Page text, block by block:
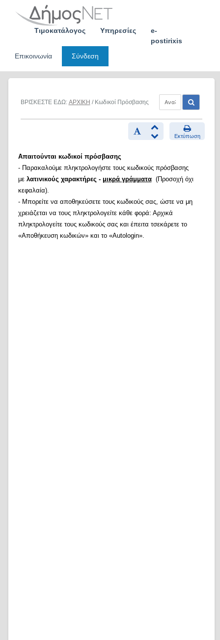
Τιμοκατάλογος Υπηρεσίες
e-
postirixis
Επικοινωνία
Σύνδεση
ΒΡΙΣΚΕΣΤΕ ΕΔΩ: ΑΡΧΙΚΗ / Κωδικοί Πρόσβασης
Εκτύπωση
Απαιτούνται κωδικοί πρόσβασης
- Παρακαλούμε πληκτρολογήστε τους κωδικούς πρόσβασης
με λατινικούς χαρακτήρες - μικρά γράμματα(Προσοχή όχι
κεφαλαία).
- Μπορείτε να αποθηκεύσετε τους κωδικούς σας, ώστε να μη
χρειάζεται να τους πληκτρολογείτε κάθε φορά: Αρχικά
πληκτρολογείτε τους κωδικούς σας και έπειτα τσεκάρετε το
«Αποθήκευση κωδικών» και το «Autologin».